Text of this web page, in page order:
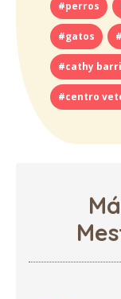
#perros
#gatos
#cathy
#centro